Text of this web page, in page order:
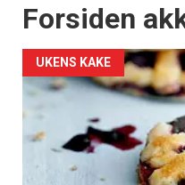
Forsiden
UKENS KAKE